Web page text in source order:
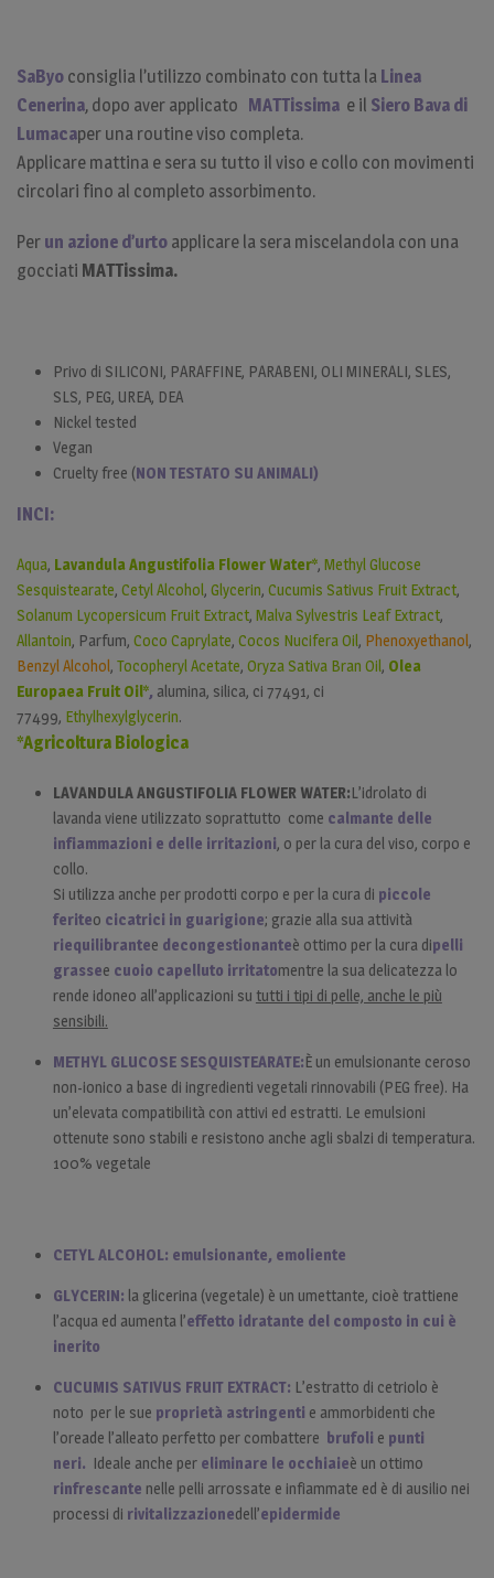
SaByo consiglia l’utilizzo combinato con tutta la Linea
Cenerina, dopo aver applicato MATTissima e il Siero Bava di
Lumacaper una routine viso completa.
Applicare mattina e sera su tutto il viso e collo con movimenti
circolari fino al completo assorbimento.
Per un azione d’urto applicare la sera miscelandola con una
gocciati MATTissima.
Privo di SILICONI, PARAFFINE, PARABENI, OLI MINERALI, SLES,
SLS, PEG, UREA, DEA
Nickel tested
Vegan
Cruelty free (NON TESTATO SU ANIMALI)
INCI:
Aqua, Lavandula Angustifolia Flower Water*, Methyl Glucose
Sesquistearate, Cetyl Alcohol, Glycerin, Cucumis Sativus Fruit Extract,
Solanum Lycopersicum Fruit Extract, Malva Sylvestris Leaf Extract, ​
Allantoin, Parfum, Coco Caprylate, Cocos Nucifera Oil, Phenoxyethanol,
Benzyl Alcohol, Tocopheryl Acetate, Oryza Sativa Bran Oil, Olea
Europaea Fruit Oil*, alumina, silica, ci 77491, ci
77499, Ethylhexylglycerin.
*Agricoltura Biologica
LAVANDULA ANGUSTIFOLIA FLOWER WATER:L’idrolato di
lavanda viene utilizzato soprattutto come calmante delle
infiammazioni e delle irritazioni, o per la cura del viso, corpo e
collo.
Si utilizza anche per prodotti corpo e per la cura di piccole
feriteo cicatrici in guarigione; grazie alla sua attività
riequilibrantee decongestionanteè ottimo per la cura dipelli
grassee cuoio capelluto irritatomentre la sua delicatezza lo
rende idoneo all’applicazioni su tutti i tipi di pelle, anche le più
sensibili.
METHYL GLUCOSE SESQUISTEARATE:È un emulsionante ceroso
non-ionico a base di ingredienti vegetali rinnovabili (PEG free). Ha
un’elevata compatibilità con attivi ed estratti. Le emulsioni
ottenute sono stabili e resistono anche agli sbalzi di temperatura.
100% vegetale
CETYL ALCOHOL: emulsionante, emoliente
GLYCERIN: la glicerina (vegetale) è un umettante, cioè trattiene
l’acqua ed aumenta l’effetto idratante del composto in cui è
inerito
CUCUMIS SATIVUS FRUIT EXTRACT: L’estratto di cetriolo è
noto per le sue proprietà astringenti e ammorbidenti che
l’oreade l’alleato perfetto per combattere brufoli e punti
neri. Ideale anche per eliminare le occhiaieè un ottimo
rinfrescante nelle pelli arrossate e infiammate ed è di ausilio nei
processi di rivitalizzazionedell’epidermide